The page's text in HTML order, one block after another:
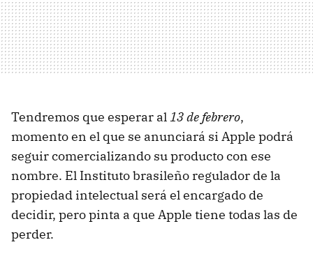
Tendremos que esperar al13 de febrero,
momento en el que se anunciará si Apple podrá
seguir comercializando su producto con ese
nombre. El Instituto brasileño regulador de la
propiedad intelectual será el encargado de
decidir, pero pinta a que Apple tiene todas las de
perder.